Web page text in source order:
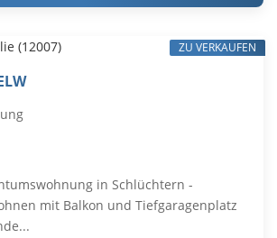
in Schlüchtern -
mit Balkon und Tiefgaragenplatz
ZU VERKAUFEN